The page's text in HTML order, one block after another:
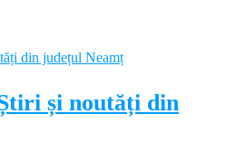
și noutăți din